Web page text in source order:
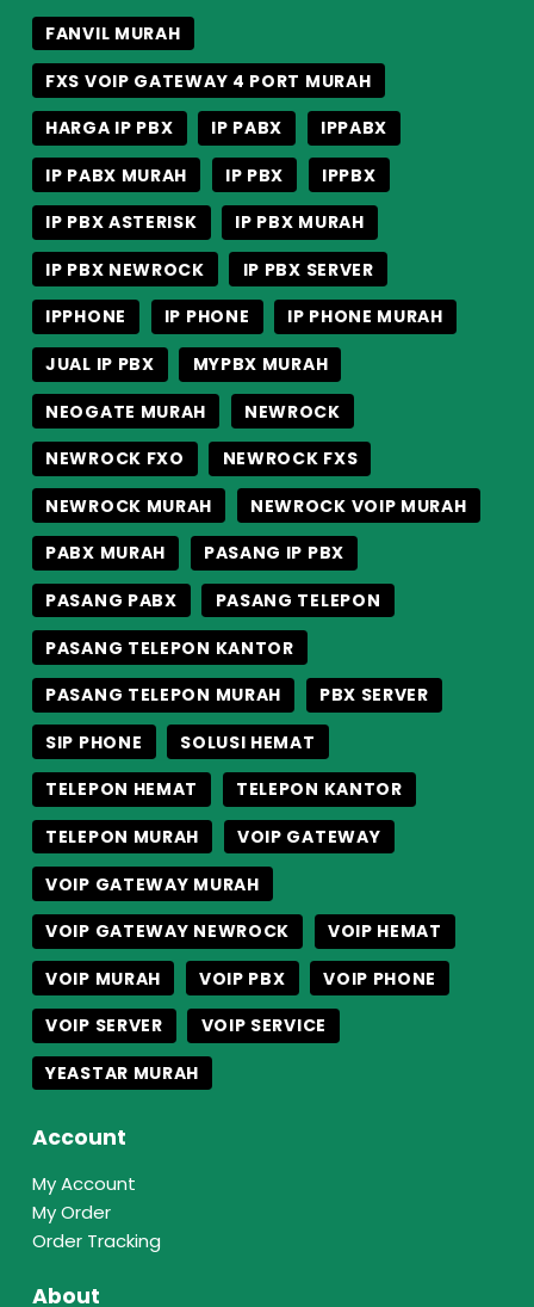
FANVIL MURAH
FXS VOIP GATEWAY 4 PORT MURAH
HARGA IP PBX
IP PABX
IPPABX
IP PABX MURAH
IP PBX
IPPBX
IP PBX ASTERISK
IP PBX MURAH
IP PBX NEWROCK
IP PBX SERVER
IPPHONE
IP PHONE
IP PHONE MURAH
JUAL IP PBX
MYPBX MURAH
NEOGATE MURAH
NEWROCK
NEWROCK FXO
NEWROCK FXS
NEWROCK MURAH
NEWROCK VOIP MURAH
PABX MURAH
PASANG IP PBX
PASANG PABX
PASANG TELEPON
PASANG TELEPON KANTOR
PASANG TELEPON MURAH
PBX SERVER
SIP PHONE
SOLUSI HEMAT
TELEPON HEMAT
TELEPON KANTOR
TELEPON MURAH
VOIP GATEWAY
VOIP GATEWAY MURAH
VOIP GATEWAY NEWROCK
VOIP HEMAT
VOIP MURAH
VOIP PBX
VOIP PHONE
VOIP SERVER
VOIP SERVICE
YEASTAR MURAH
Account
My Account
My Order
Order Tracking
About